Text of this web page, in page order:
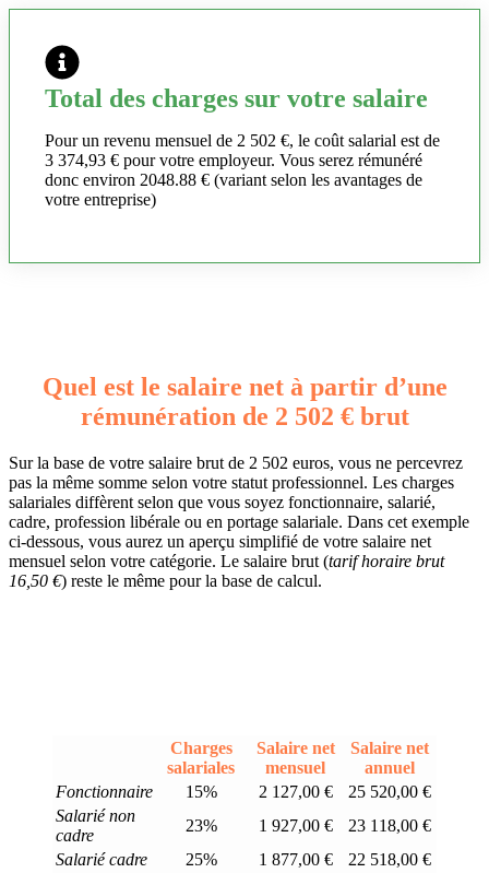
Total des charges sur votre salaire
Pour un revenu mensuel de 2 502 €, le coût salarial est de
3 374,93 € pour votre employeur. Vous serez rémunéré
donc environ 2048.88 € (variant selon les avantages de
votre entreprise)
Quel est le salaire net à partir d’une
rémunération de 2 502 € brut
Sur la base de votre salaire brut de 2 502 euros, vous ne percevrez
pas la même somme selon votre statut professionnel. Les charges
salariales diffèrent selon que vous soyez fonctionnaire, salarié,
cadre, profession libérale ou en portage salariale. Dans cet exemple
ci-dessous, vous aurez un aperçu simplifié de votre salaire net
mensuel selon votre catégorie. Le salaire brut (tarif horaire brut
16,50 €) reste le même pour la base de calcul.
Charges
salariales
Salaire net
mensuel
Salaire net
annuel
Fonctionnaire
15% 2 127,00 €
25 520,00 €
Salarié non
cadre
23% 1 927,00 €
23 118,00 €
Salarié cadre
25% 1 877,00 €
22 518,00 €